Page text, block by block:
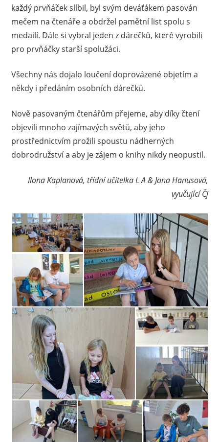
každý prvňáček slíbil, byl svým deváťákem pasován
mečem na čtenáře a obdržel pamětní list spolu s
medailí. Dále si vybral jeden z dárečků, které vyrobili
pro prvňáčky starší spolužáci.
Všechny nás dojalo loučení doprovázené objetím a
někdy i předáním osobních dárečků.
Nově pasovaným čtenářům přejeme, aby díky čtení
objevili mnoho zajímavých světů, aby jeho
prostřednictvím prožili spoustu nádherných
dobrodružství a aby je zájem o knihy nikdy neopustil.
Ilona Kaplanová, třídní učitelka I. A & Jana Hanusová,
vyučující Čj